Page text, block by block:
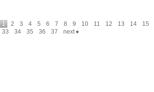
1 2 3 4 5 6 7 8 9 10 11 12 13 14 15
33
34 35 36 37 next